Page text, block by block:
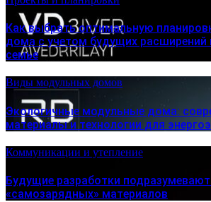
Как выбрать оптимальную
дома с учетом будущих расширений
семье
Виды модульных домов
Экологичные модульные дома:
материалы и технологии для
Коммуникации и утепление
Будущие разработки
«самозарядных» материалов